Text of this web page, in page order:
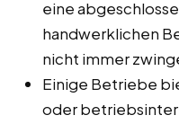
eine
handwerklichen
nicht immer
Einige Betriebe
oder